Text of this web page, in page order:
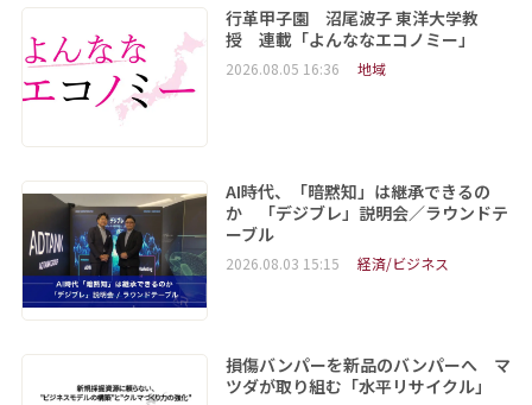
行革甲子園 沼尾波子 東洋大学教
授 連載「よんななエコノミー」
2026.08.05 16:36 地域
AI時代、「暗黙知」は継承できるの
か 「デジブレ」説明会／ラウンドテ
ーブル
2026.08.03 15:15 経済/ビジネス
損傷バンパーを新品のバンパーへ マ
ツダが取り組む「水平リサイクル」